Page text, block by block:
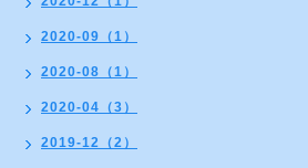
2020-09（1）
2020-08（1）
2020-04（3）
2019-12（2）